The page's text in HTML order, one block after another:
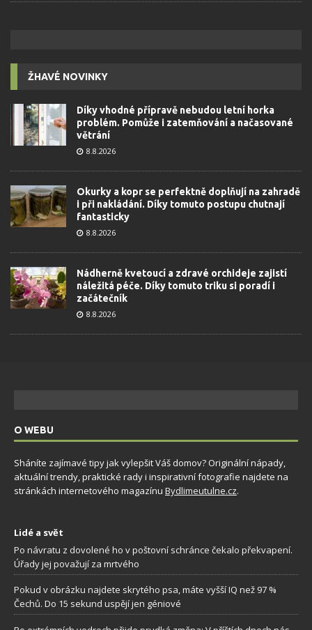
ŽHAVÉ NOVINKY
Díky vhodné přípravě nebudou letní horka
problém. Pomůže i zatemňování a načasované
větrání
8.8.2026
Okurky a kopr se perfektně doplňují na zahradě
i při nakládání. Díky tomuto postupu chutnají
fantasticky
8.8.2026
Nádherně kvetoucí a zdravé orchideje zajistí
náležitá péče. Díky tomuto triku si poradí i
začátečník
8.8.2026
O WEBU
Sháníte zajímavé tipy jak vylepšit Váš domov? Originální nápady,
aktuální trendy, praktické rady i inspirativní fotografie najdete na
stránkách internetového magazínu Bydlimeutulne.cz.
Lidé a svět
Po návratu z dovolené ho v poštovní schránce čekalo překvapení.
Úřady jej považují za mrtvého
Pokud v obrázku najdete skrytého psa, máte vyšší IQ než 97 %
Čechů. Do 15 sekund uspějí jen géniové